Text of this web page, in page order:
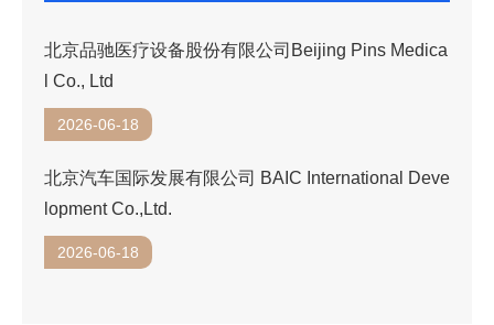
北京品驰医疗设备股份有限公司Beijing Pins Medica
l Co., Ltd
2026-06-18
北京汽车国际发展有限公司 BAIC International Deve
lopment Co.,Ltd.
2026-06-18